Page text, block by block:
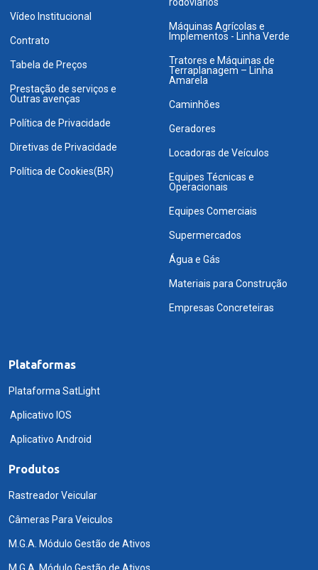
Vídeo Institucional
Contrato
Tabela de Preços
Prestação de serviços e
Outras avenças
Política de Privacidade
Diretivas de Privacidade
Política de Cookies(BR)
Máquinas Agrícolas e
Implementos - Linha Verde
Tratores e Máquinas de
Terraplanagem – Linha
Amarela
Caminhões
Geradores
Locadoras de Veículos
Equipes Técnicas e
Operacionais
Equipes Comerciais
Supermercados
Água e Gás
Materiais para Construção
Empresas Concreteiras
Plataformas
Plataforma SatLight
Aplicativo IOS
Aplicativo Android
Produtos
Rastreador Veicular
Câmeras Para Veiculos
M.G.A. Módulo Gestão de Ativos